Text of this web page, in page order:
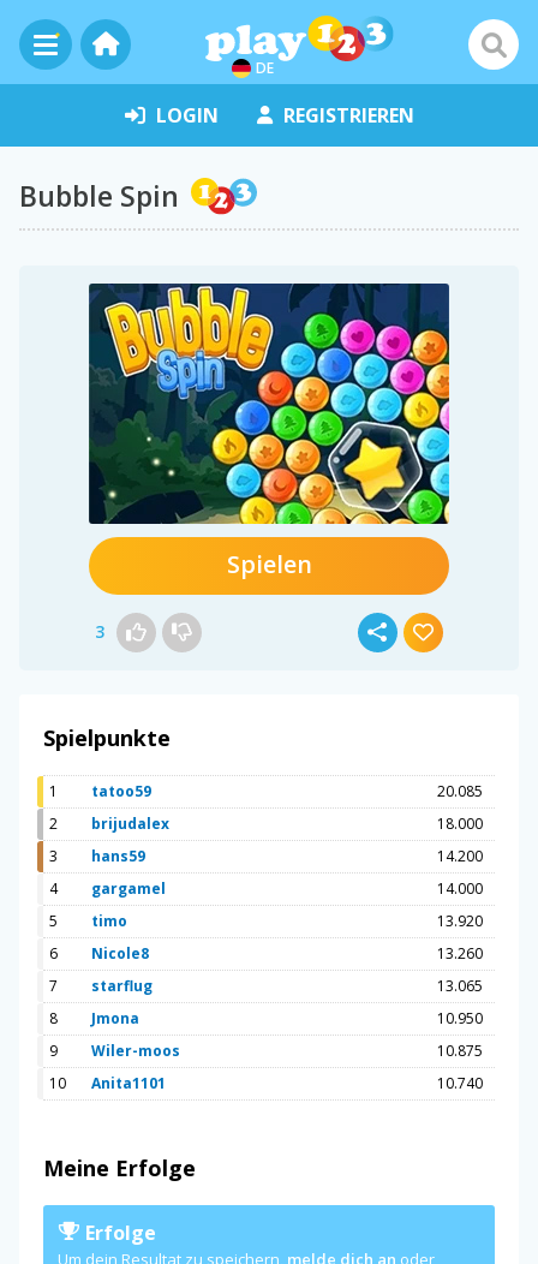
DE
LOGIN REGISTRIEREN
Bubble Spin
Spielen
3
Spielpunkte
1 tatoo59
20.085
2
brijudalex
18.000
3
hans59
14.200
4
gargamel
14.000
5
timo
13.920
6
Nicole8
13.260
7
starflug
13.065
8
Jmona
10.950
9
Wiler-moos
10.875
10
Anita1101 10.740
Meine Erfolge
Erfolge
Um dein Resultat zu speichern, melde dich an oder